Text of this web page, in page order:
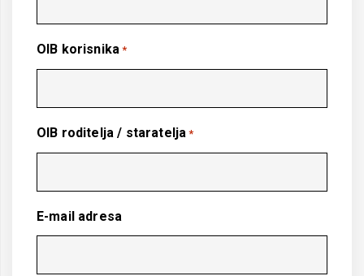
YYYY
OIB korisnika *
OIB roditelja / staratelja *
E-mail adresa